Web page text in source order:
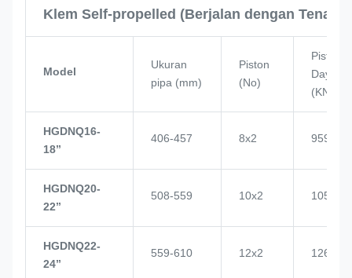
Klem Self-propelled (Berjalan dengan Tenaga
Model
Ukuran
pipa (mm)
Piston
(No)
Piston
Daya
(KN)
HGDNQ16-
18’’
406-457 8x2 959
HGDNQ20-
22’’
508-559 10x2 1057
HGDNQ22-
24’’
559-610 12x2 1268